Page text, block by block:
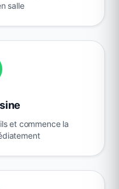
salle
et commence la